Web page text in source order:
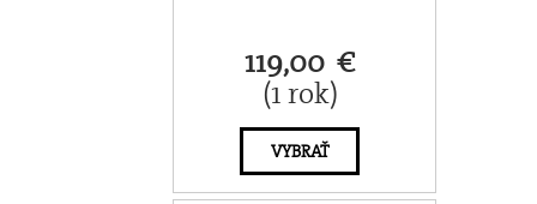
119,00 €
(1 rok)
VYBRAŤ